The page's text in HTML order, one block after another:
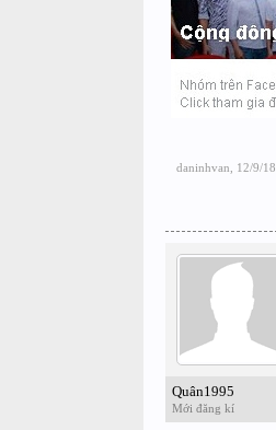
daninhvan 12/9/18
Quân1995
Mới đăng kí